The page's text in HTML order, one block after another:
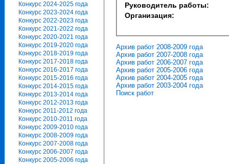
Конкурс 2024-2025 года
Конкурс 2023-2024 года
Конкурс 2022-2023 года
Конкурс 2021-2022 года
Конкурс 2020-2021 года
Конкурс 2019-2020 года
Конкурс 2018-2019 года
Конкурс 2017-2018 года
Конкурс 2016-2017 года
Конкурс 2015-2016 года
Конкурс 2014-2015 года
Конкурс 2013-2014 года
Конкурс 2012-2013 года
Конкурс 2011-2012 года
Конкурс 2010-2011 года
Конкурс 2009-2010 года
Конкурс 2008-2009 года
Конкурс 2007-2008 года
Конкурс 2006-2007 года
Конкурс 2005-2006 года
Руководитель работы:
Организация:
Архив работ 2008-2009 года
Архив работ 2007-2008 года
Архив работ 2006-2007 года
Архив работ 2005-2006 года
Архив работ 2004-2005 года
Архив работ 2003-2004 года
Поиск работ